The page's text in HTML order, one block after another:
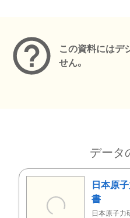
この資料にはデ
せん。
データ
日本原
書
日本原子力